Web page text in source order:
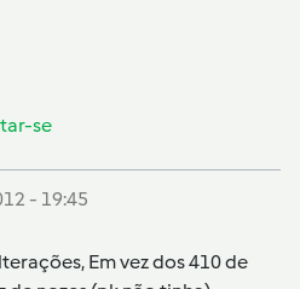
se
- 19:45
Em vez dos 410 de